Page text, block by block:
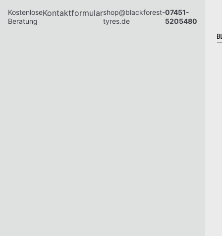
Kostenlose
Beratung
Kontaktformularshop@blackforest-
tyres.de
07451-
5205480